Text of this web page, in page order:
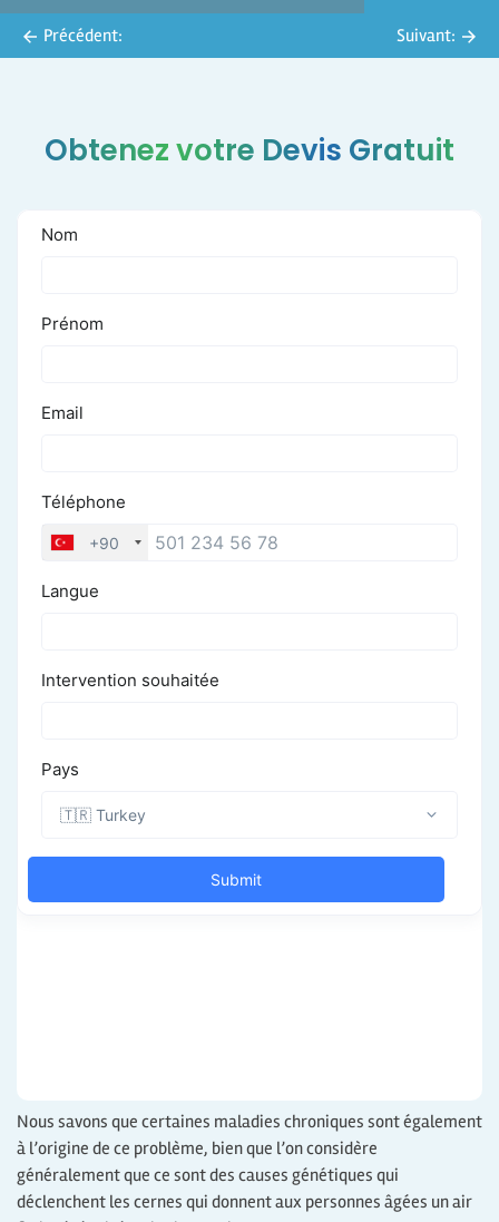
Précédent: Suivant:
Obtenez votre Devis Gratuit
Nous savons que certaines maladies chroniques sont également
à l’origine de ce problème, bien que l’on considère
généralement que ce sont des causes génétiques qui
déclenchent les cernes qui donnent aux personnes âgées un air